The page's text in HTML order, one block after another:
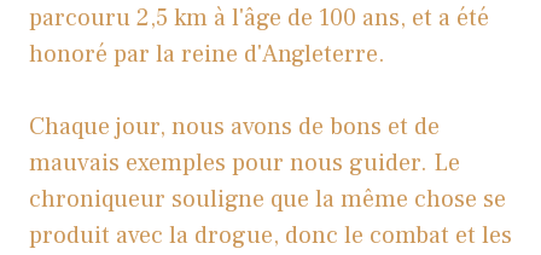
parcouru 2,5 km à l'âge de 100 ans, et a été
honoré par la reine d'Angleterre.
Chaque jour, nous avons de bons et de
mauvais exemples pour nous guider. Le
chroniqueur souligne que la même chose se
produit avec la drogue, donc le combat et les